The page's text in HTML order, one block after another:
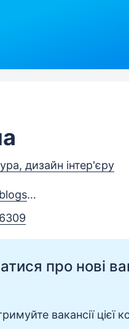
дизайн інтер'єру
gardens-of-eden-l.blogspot.c
про нові
вакансії цієї